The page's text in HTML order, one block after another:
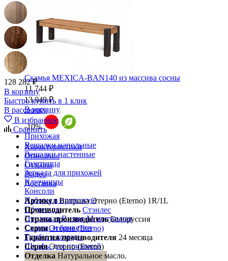
Скамья MEXICA-BAN140 из массива сосны
11 744 ₽
13 049 ₽
В корзину
-10%
Прихожая
Вешалки напольные
Вешалки настенные
Газетница
Зеркала для прихожей
Ключницы
Консоли
Наборы в прихожую
Обувницы
Прихожая Вилия-М модульная
Скамьи и банкетки
Тумбы и комоды
Шкафы для прихожей
128 282 ₽
В корзину
Быстро купить в 1 клик
В рассрочку
В избранное
Сравнить
Характеристики
Описание
Отзывы
Видео
Доставка
Артикул Витрина Этерно (Eterno) 1R/1L
Производитель Стэнлес
Страна производитель Белоруссия
Серия Этерно (Eterno)
Гарантия производителя 24 месяца
Серия Этерно (Eterno)
Отделка Натуральное масло.